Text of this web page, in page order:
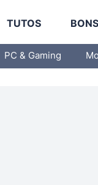
TUTOS
PC & Gaming